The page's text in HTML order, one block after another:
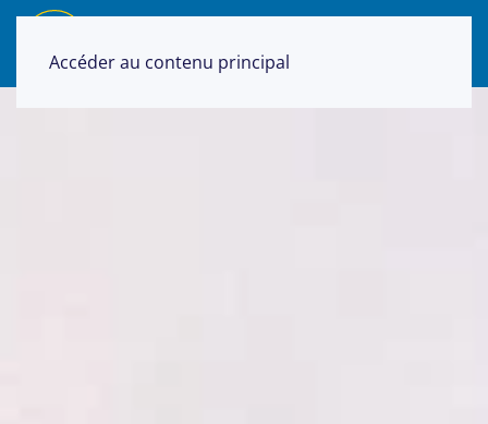
Accéder au contenu principal